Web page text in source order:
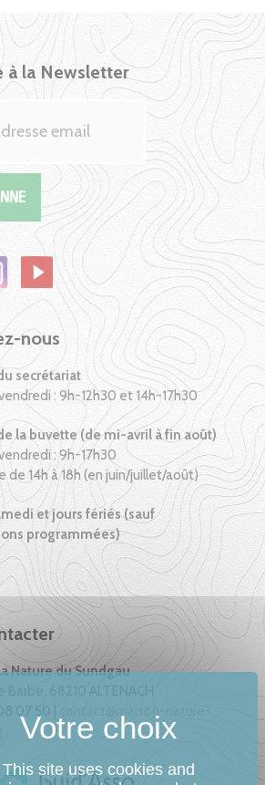
à la Newsletter
nous
secrétariat
: 9h-12h30 et 14h-17h30
la buvette (de mi-avril à fin août)
: 9h-17h30
de 14h à 18h (en juin/juillet/août)
et jours fériés (sauf
programmées)
Nature du Sundgau
Barbe, 68210 ALTENACH
07 50 |
This site uses cookies and